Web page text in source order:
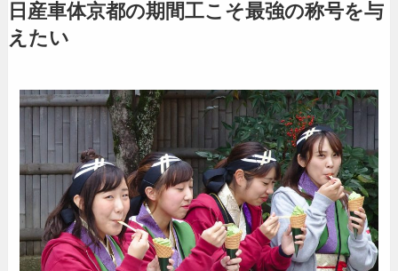
日産車体京都の期間工こそ最強の称号を与
えたい